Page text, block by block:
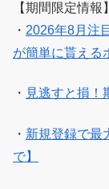
【期間限定情報】
・ 2026年8月注
が簡単に貰える
・ 見逃すと損！
・ 新規登録で最
で】